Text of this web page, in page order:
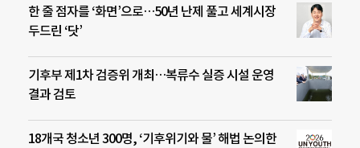
한 줄 점자를 ‘화면’으로…50년 난제 풀고 세계시장
두드린 ‘닷’
기후부 제1차 검증위 개최…복류수 실증 시설 운영
결과 검토
18개국 청소년 300명, ‘기후위기와 물’ 해법 논의한